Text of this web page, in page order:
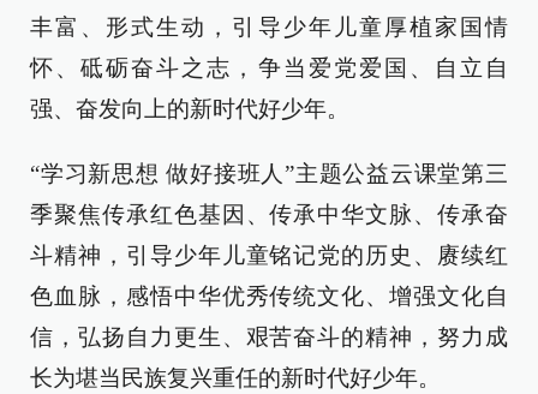
丰富、形式生动，引导少年儿童厚植家国情
怀、砥砺奋斗之志，争当爱党爱国、自立自
强、奋发向上的新时代好少年。
“学习新思想 做好接班人”主题公益云课堂第三
季聚焦传承红色基因、传承中华文脉、传承奋
斗精神，引导少年儿童铭记党的历史、赓续红
色血脉，感悟中华优秀传统文化、增强文化自
信，弘扬自力更生、艰苦奋斗的精神，努力成
长为堪当民族复兴重任的新时代好少年。